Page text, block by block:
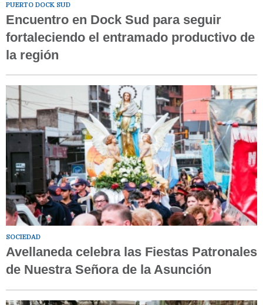
PUERTO DOCK SUD
Encuentro en Dock Sud para seguir
fortaleciendo el entramado productivo de
la región
SOCIEDAD
Avellaneda celebra las Fiestas Patronales
de Nuestra Señora de la Asunción